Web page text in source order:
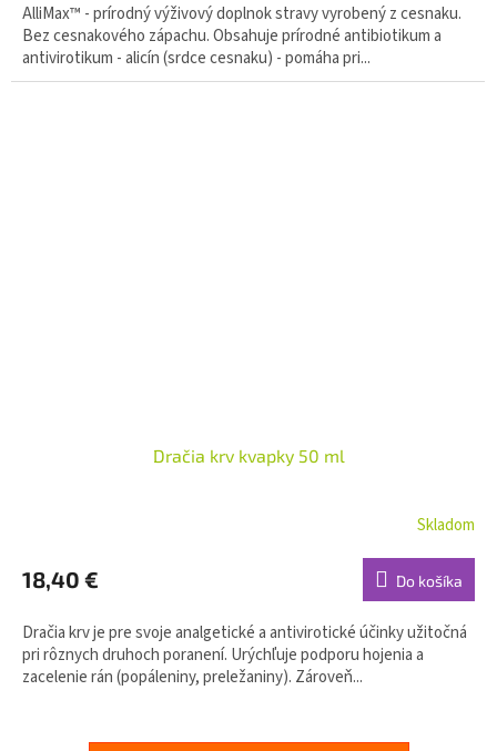
AlliMax™ - prírodný výživový doplnok stravy vyrobený z cesnaku.
Bez cesnakového zápachu. Obsahuje prírodné antibiotikum a
antivirotikum - alicín (srdce cesnaku) - pomáha pri...
Dračia krv kvapky 50 ml
Skladom
18,40 € Do košíka
Dračia krv je pre svoje analgetické a antivirotické účinky užitočná
pri rôznych druhoch poranení. Urýchľuje podporu hojenia a
zacelenie rán (popáleniny, preležaniny). Zároveň...